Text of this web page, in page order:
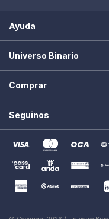
Ayuda
Universo Binario
Comprar
Seguinos